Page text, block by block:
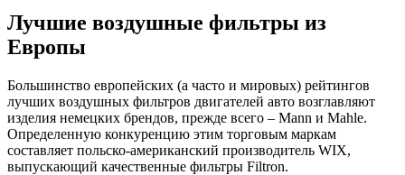
Лучшие воздушные фильтры из
Европы
Большинство европейских (а часто и мировых) рейтингов
лучших воздушных фильтров двигателей авто возглавляют
изделия немецких брендов, прежде всего – Mann и Mahle.
Определенную конкуренцию этим торговым маркам
составляет польско-американский производитель WIX,
выпускающий качественные фильтры Filtron.